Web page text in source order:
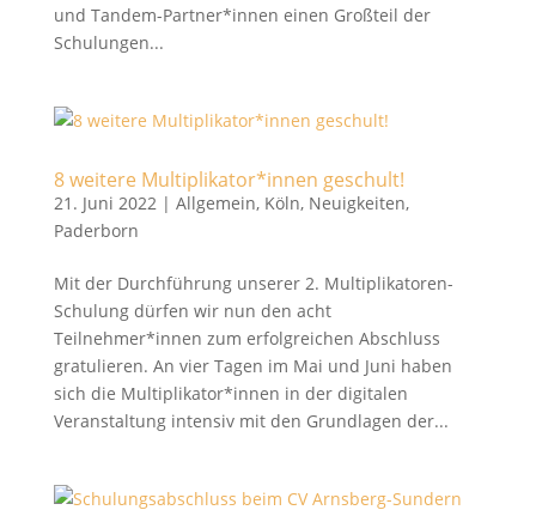
und Tandem-Partner*innen einen Großteil der
Schulungen...
8 weitere Multiplikator*innen geschult!
21. Juni 2022| Allgemein, Köln, Neuigkeiten,
Paderborn
Mit der Durchführung unserer 2. Multiplikatoren-
Schulung dürfen wir nun den acht
Teilnehmer*innen zum erfolgreichen Abschluss
gratulieren. An vier Tagen im Mai und Juni haben
sich die Multiplikator*innen in der digitalen
Veranstaltung intensiv mit den Grundlagen der...